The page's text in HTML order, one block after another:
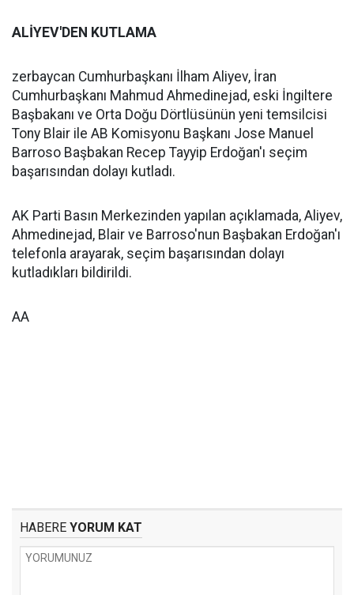
ALİYEV'DEN KUTLAMA
zerbaycan Cumhurbaşkanı İlham Aliyev, İran
Cumhurbaşkanı Mahmud Ahmedinejad, eski İngiltere
Başbakanı ve Orta Doğu Dörtlüsünün yeni temsilcisi
Tony Blair ile AB Komisyonu Başkanı Jose Manuel
Barroso Başbakan Recep Tayyip Erdoğan'ı seçim
başarısından dolayı kutladı.
AK Parti Basın Merkezinden yapılan açıklamada, Aliyev,
Ahmedinejad, Blair ve Barroso'nun Başbakan Erdoğan'ı
telefonla arayarak, seçim başarısından dolayı
kutladıkları bildirildi.
AA
HABERE YORUM KAT